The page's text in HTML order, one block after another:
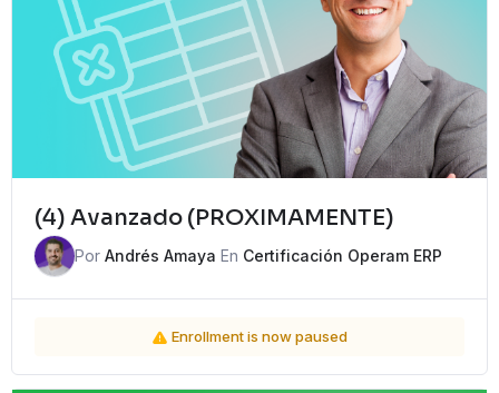
(4) Avanzado (PROXIMAMENTE)
Por Andrés Amaya En Certificación Operam ERP
Enrollment is now paused